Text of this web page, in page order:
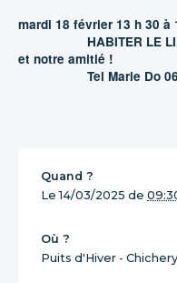
mardi 18 février 13 h 30 à
HABITER LE LIEU
et notre amitié !
Tel Marie Do 06
Quand ?
Le14/03/2025 de
Où ?
Puits d'Hiver - Chichery